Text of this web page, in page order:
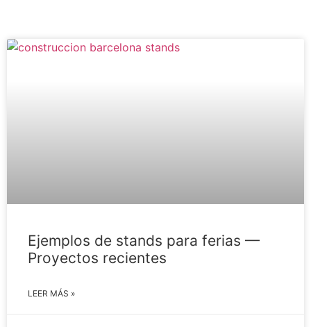
Ejemplos de stands para ferias —
Proyectos recientes
LEER MÁS »